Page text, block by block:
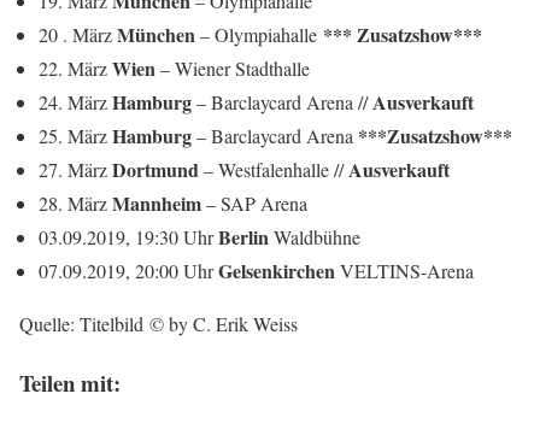
20 . MärzMünchen– Olympiahalle *** Zusatzshow***
22. MärzWien– Wiener Stadthalle
24. MärzHamburg– Barclaycard Arena //Ausverkauft
25. MärzHamburg– Barclaycard Arena ***Zusatzshow***
27. MärzDortmund– Westfalenhalle //Ausverkauft
28. MärzMannheim– SAP Arena
03.09.2019, 19:30 UhrBerlinWaldbühne
07.09.2019, 20:00 UhrGelsenkirchenVELTINS-Arena
Quelle: Titelbild © by C. Erik Weiss
Teilen mit: